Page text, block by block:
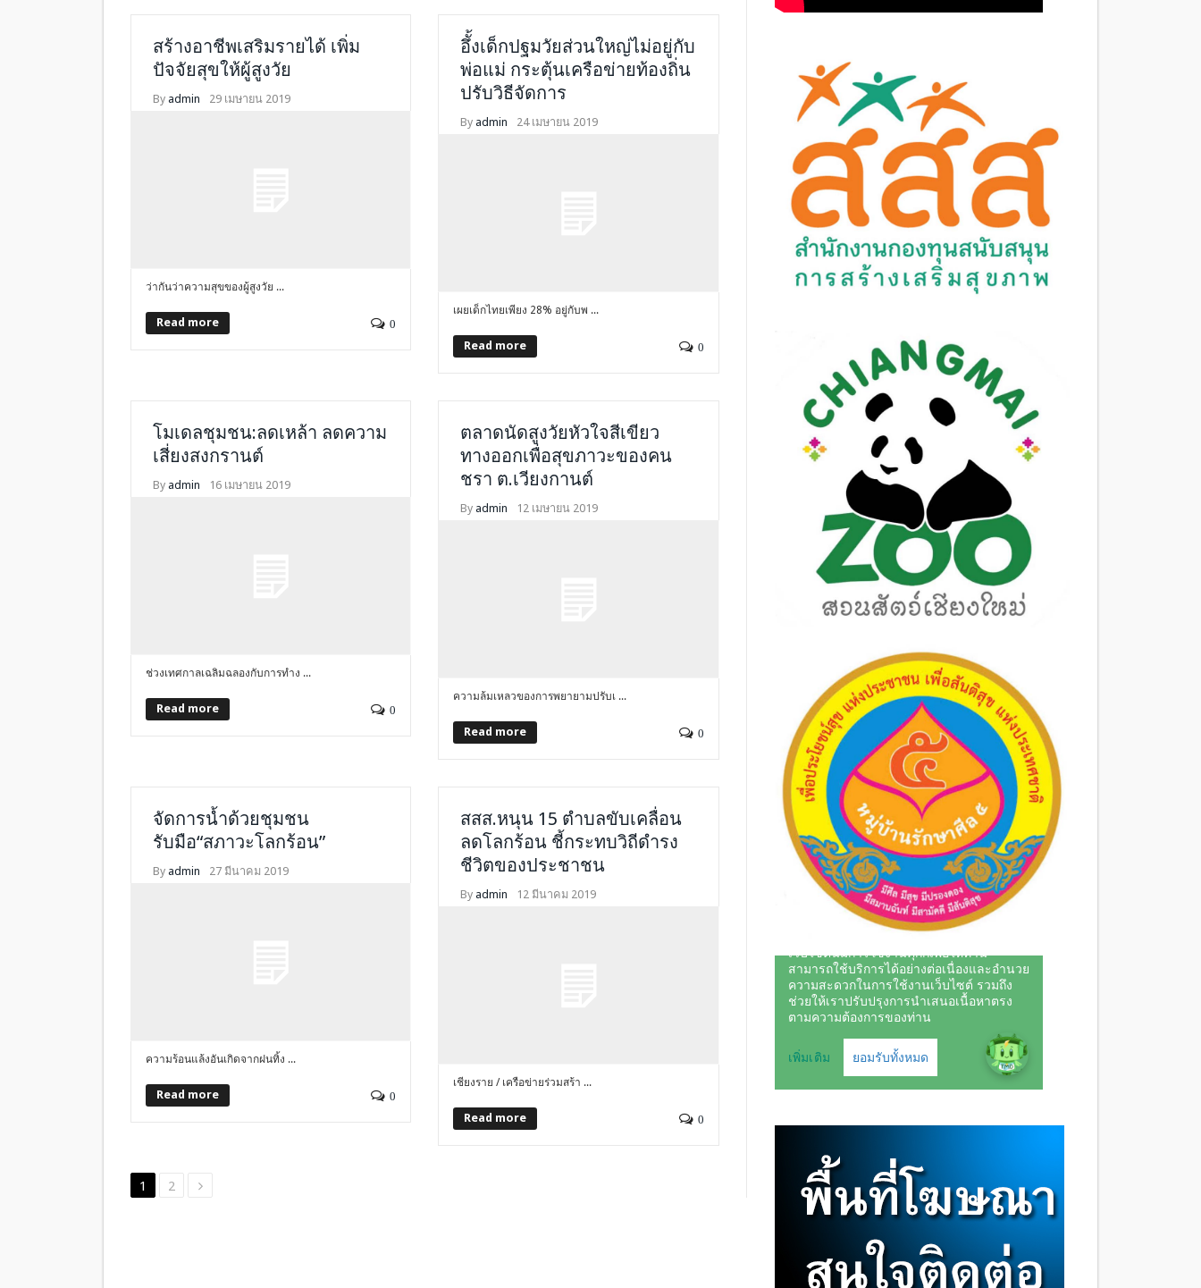
สร้างอาชีพเสริมรายได้ เพิ่ม
ปัจจัยสุขให้ผู้สูงวัย
By admin 29 เมษายน 2019
ว่ากันว่าความสุขของผู้สูงวัย ...
Read more 0
อึั้งเด็กปฐมวัยส่วนใหญ่ไม่อยู่กับ
พ่อแม่ กระตุ้นเครือข่ายท้องถิ่น
ปรับวิธีจัดการ
By admin 24 เมษายน 2019
เผยเด็กไทยเพียง 28% อยู่กับพ ...
Read more 0
โมเดลชุมชน:ลดเหล้า ลดความ
เสี่ยงสงกรานต์
By admin 16 เมษายน 2019
ช่วงเทศกาลเฉลิมฉลองกับการทำง ...
Read more 0
ตลาดนัดสูงวัยหัวใจสีเขียว
ทางออกเพื่อสุขภาวะของคน
ชรา ต.เวียงกานต์
By admin 12 เมษายน 2019
ความล้มเหลวของการพยายามปรับเ ...
Read more 0
จัดการน้ำด้วยชุมชน
รับมือ“สภาวะโลกร้อน”
By admin 27 มีนาคม 2019
ความร้อนแล้งอันเกิดจากฝนทิ้ง ...
Read more 0
สสส.หนุน 15 ตำบลขับเคลื่อน
ลดโลกร้อน ชี้กระทบวิถีดำรง
ชีวิตของประชาชน
By admin 12 มีนาคม 2019
เชียงราย / เครือข่ายร่วมสร้า ...
Read more 0
1 2